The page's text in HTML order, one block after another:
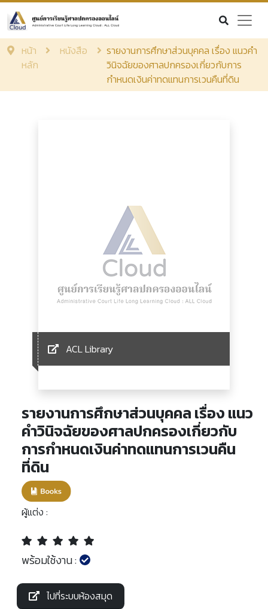
หน้า
หลัก
หนังสือ
รายงานการศึกษาส่วนบุคคล เรื่อง แนวคำ
วินิจฉัยของศาลปกครองเกี่ยวกับการ
กำหนดเงินค่าทดแทนการเวนคืนที่ดิน
ACL Library
รายงานการศึกษาส่วนบุคคล เรื่อง แนว
คำวินิจฉัยของศาลปกครองเกี่ยวกับ
การกำหนดเงินค่าทดแทนการเวนคืน
ที่ดิน
ผู้แต่ง :
พร้อมใช้งาน :
ไปที่ระบบห้องสมุด